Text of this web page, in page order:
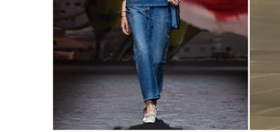
Công an Hà Nội xử lý loạt quán
game hoạt động xuyên đêm